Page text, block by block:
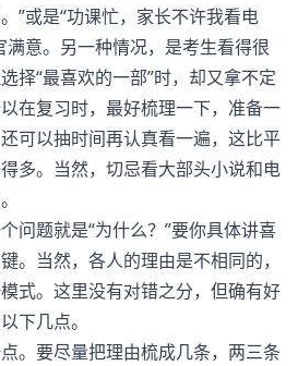
”或是“功课忙，家长不许我看电
满意。另一种情况，是考生看得很
择“最喜欢的一部”时，却又拿不定
在复习时，最好梳理一下，准备一
可以抽时间再认真看一遍，这比平
多。当然，切忌看大部头小说和电
题就是“为什么？”要你具体讲喜
。当然，各人的理由是不相同的，
式。这里没有对错之分，但确有好
下几点。
要尽量把理由梳成几条，两三条